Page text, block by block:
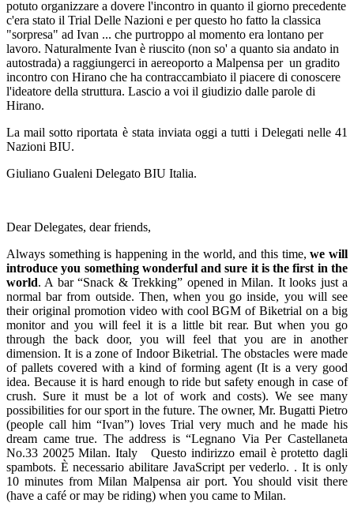
potuto organizzare a dovere l'incontro in quanto il giorno precedente
c'era stato il Trial Delle Nazioni e per questo ho fatto la classica
"sorpresa" ad Ivan ... che purtroppo al momento era lontano per
lavoro. Naturalmente Ivan è riuscito (non so' a quanto sia andato in
autostrada) a raggiungerci in aereoporto a Malpensa per un gradito
incontro con Hirano che ha contraccambiato il piacere di conoscere
l'ideatore della struttura. Lascio a voi il giudizio dalle parole di
Hirano.
La mail sotto riportata è stata inviata oggi a tutti i Delegati nelle 41
Nazioni BIU.
Giuliano Gualeni Delegato BIU Italia.
Dear Delegates, dear friends,
Always something is happening in the world, and this time,we will
introduce you something wonderful and sure it is the first in the
world. A bar “Snack & Trekking” opened in Milan. It looks just a
normal bar from outside. Then, when you go inside, you will see
their original promotion video with cool BGM of Biketrial on a big
monitor and you will feel it is a little bit rear. But when you go
through the back door, you will feel that you are in another
dimension. It is a zone of Indoor Biketrial. The obstacles were made
of pallets covered with a kind of forming agent (It is a very good
idea. Because it is hard enough to ride but safety enough in case of
crush. Sure it must be a lot of work and costs). We see many
possibilities for our sport in the future. The owner, Mr. Bugatti Pietro
(people call him “Ivan”) loves Trial very much and he made his
dream came true. The address is “Legnano Via Per Castellaneta
No.33 20025 Milan. ItalyQuesto indirizzo email è protetto dagli
spambots. È necessario abilitare JavaScript per vederlo. . It is only
10 minutes from Milan Malpensa air port. You should visit there
(have a café or may be riding) when you came to Milan.